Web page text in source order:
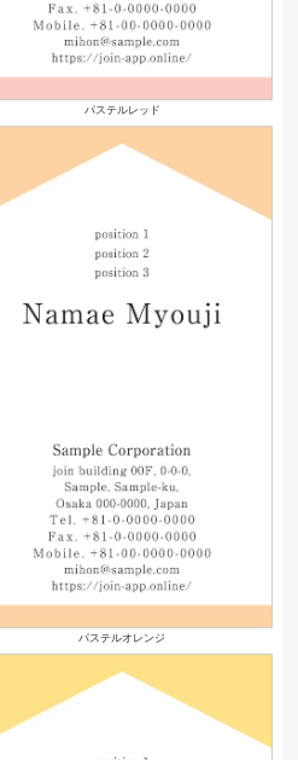
パステルレッド
パステルオレンジ